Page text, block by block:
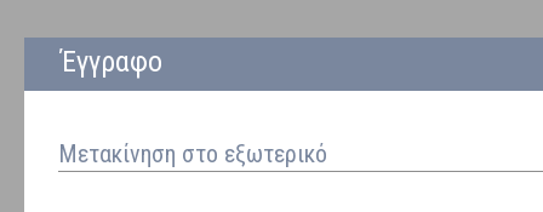
Έγγραφο
Μετακίνηση στο εξωτερικό